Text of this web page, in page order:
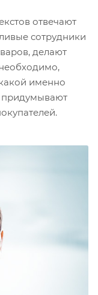
отвечают
сотрудники
делают
именно
придумывают